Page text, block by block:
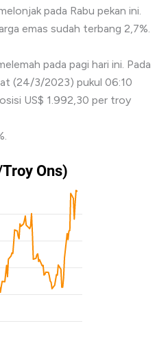
pada Rabu pekan ini.
emas sudah terbang 2,7%.
pada pagi hari ini. Pada
(24/3/2023) pukul 06:10
US$ 1.992,30 per troy